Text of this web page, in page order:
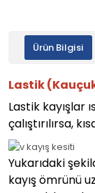
Ürün Bilgisi
Lastik
Lastik kayışlar
çalıştırılırsa,
Yukarıdaki
kayış ömrünü